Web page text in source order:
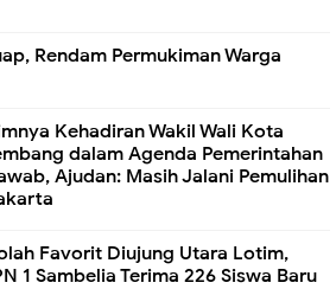
Rendam Permukiman Warga
Kehadiran Wakil Wali Kota
dalam Agenda Pemerintahan
Ajudan: Masih Jalani Pemulihan
Favorit Diujung Utara Lotim,
1 Sambelia Terima 226 Siswa Baru